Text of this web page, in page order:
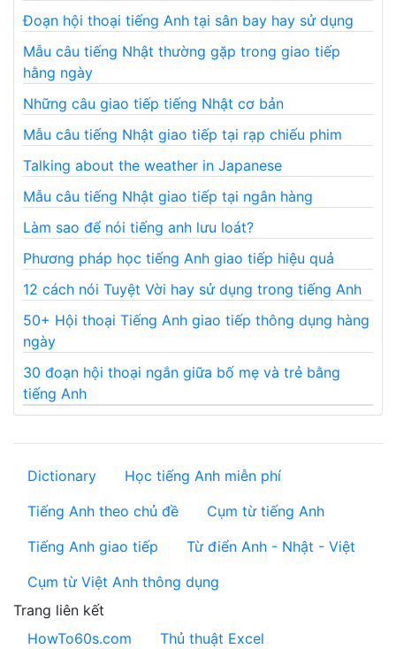
Đoạn hội thoại tiếng Anh tại sân bay hay sử dụng
Mẫu câu tiếng Nhật thường gặp trong giao tiếp
hằng ngày
Những câu giao tiếp tiếng Nhật cơ bản
Mẫu câu tiếng Nhật giao tiếp tại rạp chiếu phim
Talking about the weather in Japanese
Mẫu câu tiếng Nhật giao tiếp tại ngân hàng
Làm sao để nói tiếng anh lưu loát?
Phương pháp học tiếng Anh giao tiếp hiệu quả
12 cách nói Tuyệt Vời hay sử dụng trong tiếng Anh
50+ Hội thoại Tiếng Anh giao tiếp thông dụng hàng
ngày
30 đoạn hội thoại ngắn giữa bố mẹ và trẻ bằng
tiếng Anh
Dictionary
Học tiếng Anh miễn phí
Tiếng Anh theo chủ đề
Cụm từ tiếng Anh
Tiếng Anh giao tiếp
Từ điển Anh - Nhật - Việt
Cụm từ Việt Anh thông dụng
Trang liên kết
HowTo60s.com
Thủ thuật Excel